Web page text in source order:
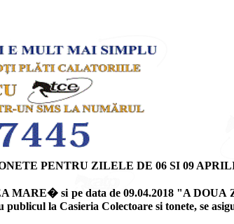
PENTRU ZILELE DE 06 SI 09
MARE� si pe data de 09.04.2018 "A
la Casieria Colectoare si tonete, se